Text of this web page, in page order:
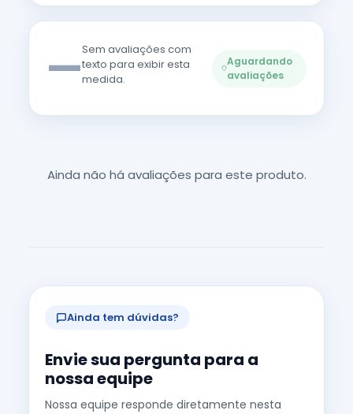
—Sem avaliações com
texto para exibir esta
medida.
Aguardando
avaliações
Ainda não há avaliações para este produto.
Ainda tem dúvidas?
Envie sua pergunta para a
nossa equipe
Nossa equipe responde diretamente nesta